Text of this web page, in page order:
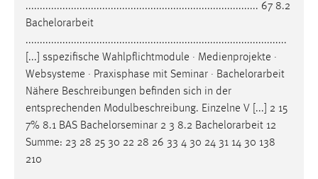
.................................................................................. 67 8.2
Bachelorarbeit
............................................................................................
[...] sspezifische Wahlpflichtmodule · Medienprojekte ·
Websysteme · Praxisphase mit Seminar · Bachelorarbeit
Nähere Beschreibungen befinden sich in der
entsprechenden Modulbeschreibung. Einzelne V [...] 2 15
7% 8.1 BAS Bachelorseminar 2 3 8.2 Bachelorarbeit 12
Summe: 23 28 25 30 22 28 26 33 4 30 24 31 14 30 138
210